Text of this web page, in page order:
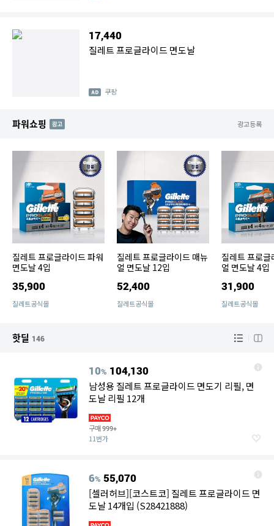
17,440
질레트 프로글라이드 면도날
쿠팡
파워쇼핑 AD 광고등록
질레트 프로글라이드 파워
면도날 4입
35,900
질레트공식몰
질레트 프로글라이드 매뉴
얼 면도날 12입
52,400
질레트공식몰
질레트 프로
얼 면도날 4입
31,900
질레트공식몰
핫딜 146
10% 104,130
남성용 질레트 프로글라이드 면도기 리필, 면
도날 리필 12개
구매999+
11번가
6% 55,070
[셀러허브][코스트코] 질레트 프로글라이드 면
도날 14개입 (S28421888)